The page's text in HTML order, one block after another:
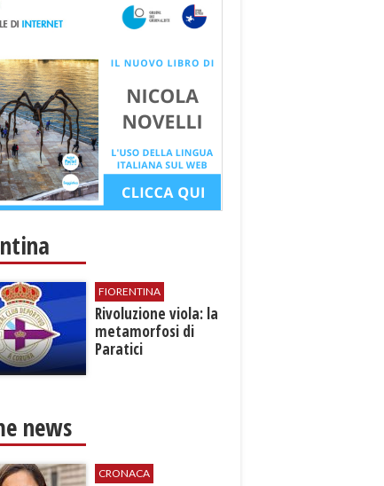
FIORENTINA
​Rivoluzione viola: la
metamorfosi di
Paratici
news
CRONACA